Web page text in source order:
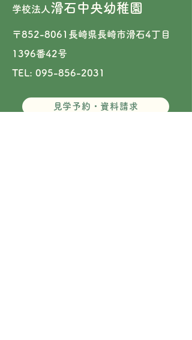
学校法人 滑石中央幼稚園
〒852-8061長崎県長崎市滑石4丁目
1396番42号​
TEL: 095-856-2031
見学予約・資料請求